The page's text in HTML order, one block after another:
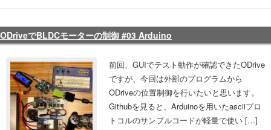
ODriveでBLDCモーターの制御 #03 Arduino
前回、GUIでテスト動作が確認できたODrive
ですが、今回は外部のプログラムから
ODriveの位置制御を行いたいと思います。
Githubを見ると、Arduinoを用いたasciiプロ
トコルのサンプルコードが軽量で使い […]